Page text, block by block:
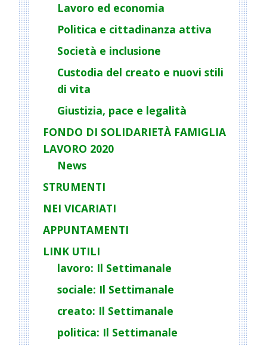
Lavoro ed economia
Politica e cittadinanza attiva
Società e inclusione
Custodia del creato e nuovi stili
di vita
Giustizia, pace e legalità
FONDO DI SOLIDARIETÀ FAMIGLIA
LAVORO 2020
News
STRUMENTI
NEI VICARIATI
APPUNTAMENTI
LINK UTILI
lavoro: Il Settimanale
sociale: Il Settimanale
creato: Il Settimanale
politica: Il Settimanale